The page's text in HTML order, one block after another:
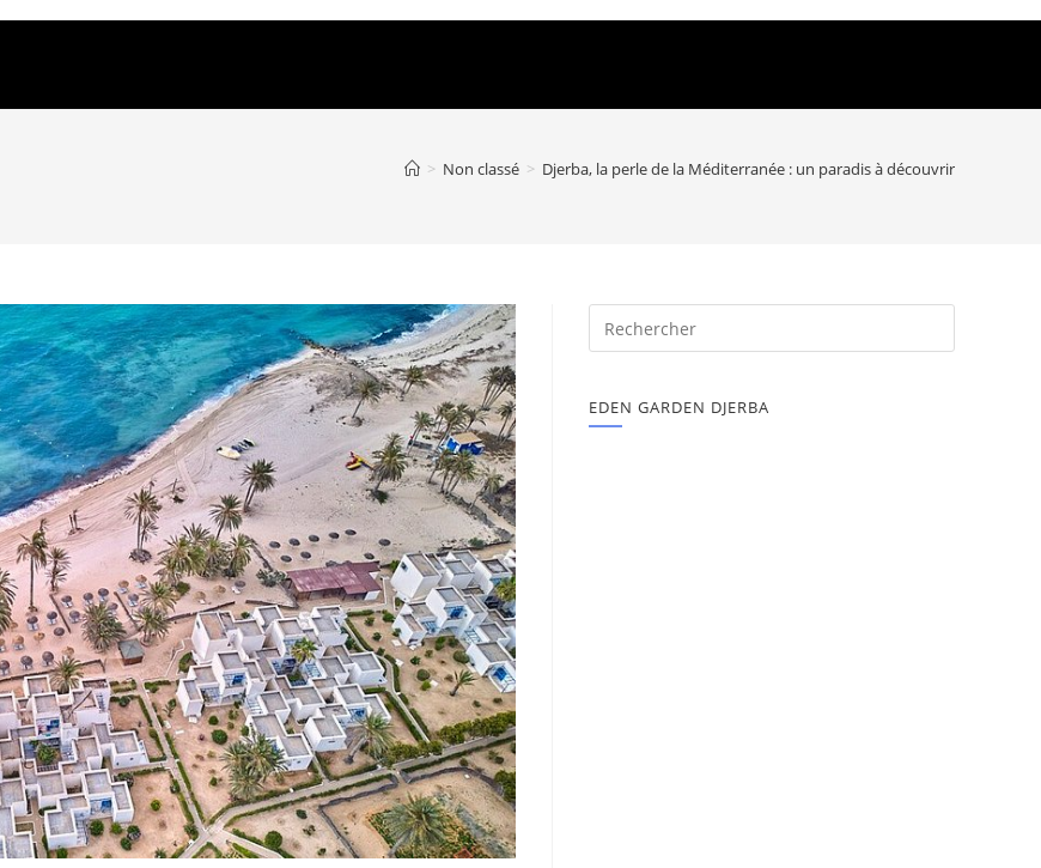
> Non classé > Djerba, la perle de la Méditerranée : un paradis à découvrir
EDEN GARDEN DJERBA